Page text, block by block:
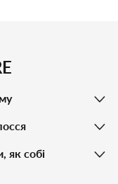
як собі